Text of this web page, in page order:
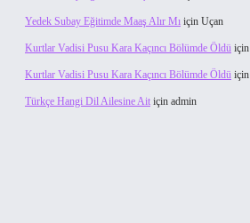
Yedek Subay Eğitimde Maaş Alır Mı için Uçan
Kurtlar Vadisi Pusu Kara Kaçıncı Bölümde Öldü için
Kurtlar Vadisi Pusu Kara Kaçıncı Bölümde Öldü için
Türkçe Hangi Dil Ailesine Ait için admin